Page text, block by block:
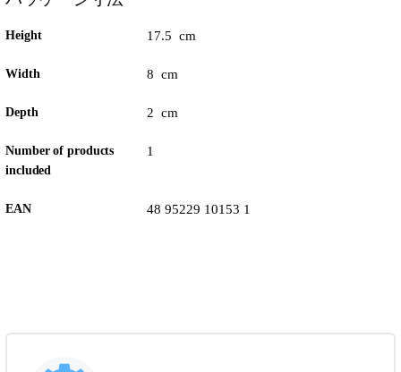
Height 17.5 cm
Width 8 cm
Depth 2 cm
Number of products
included
1
EAN 48 95229 10153 1